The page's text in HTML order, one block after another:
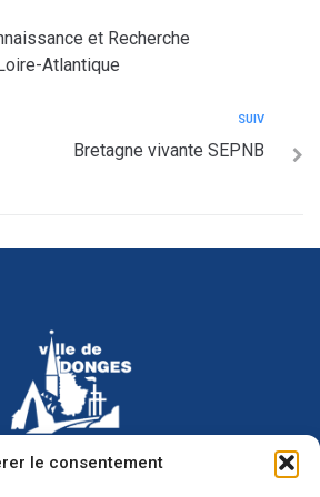
le consentement
et Recherche
Atlantique
SUIV
Bretagne vivante SEPNB
de Donges